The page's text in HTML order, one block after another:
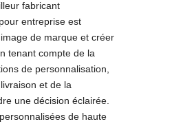
fabricant
entreprise est
de marque et créer
tenant compte de la
de personnalisation,
et de la
une décision éclairée.
de haute